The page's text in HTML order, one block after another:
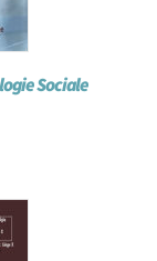
Sociale